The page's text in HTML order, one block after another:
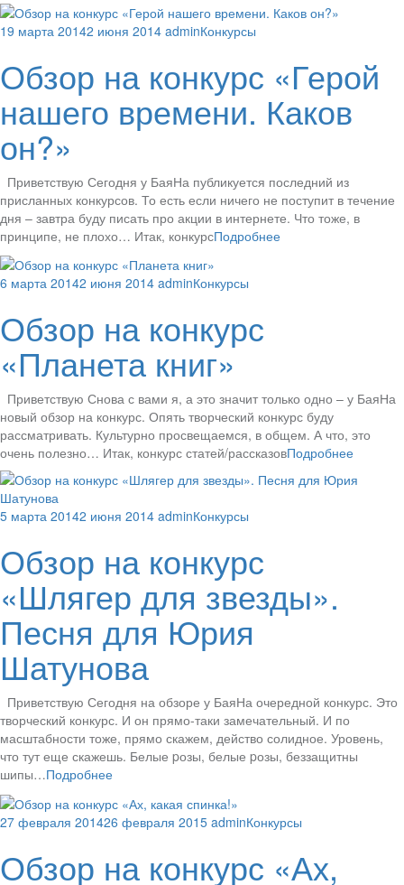
19 марта 20142 июня 2014 adminКонкурсы
Обзор на конкурс «Герой
нашего времени. Каков
он?»
Приветствую Сегодня у БаяНа публикуется последний из
присланных конкурсов. То есть если ничего не поступит в течение
дня – завтра буду писать про акции в интернете. Что тоже, в
принципе, не плохо… Итак, конкурсПодробнее
6 марта 20142 июня 2014 adminКонкурсы
Обзор на конкурс
«Планета книг»
Приветствую Снова с вами я, а это значит только одно – у БаяНа
новый обзор на конкурс. Опять творческий конкурс буду
рассматривать. Культурно просвещаемся, в общем. А что, это
очень полезно… Итак, конкурс статей/рассказовПодробнее
5 марта 20142 июня 2014 adminКонкурсы
Обзор на конкурс
«Шлягер для звезды».
Песня для Юрия
Шатунова
Приветствую Сегодня на обзоре у БаяНа очередной конкурс. Это
творческий конкурс. И он прямо-таки замечательный. И по
масштабности тоже, прямо скажем, действо солидное. Уровень,
что тут еще скажешь. Белые pозы, белые pозы, беззащитны
шипы…Подробнее
27 февраля 201426 февраля 2015 adminКонкурсы
Обзор на конкурс «Ах,